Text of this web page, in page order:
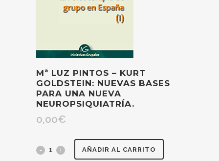
Mª LUZ PINTOS – KURT
GOLDSTEIN: NUEVAS BASES
PARA UNA NUEVA
NEUROPSIQUIATRÍA.
0,00€
Mª AÑADIR AL CARRITO